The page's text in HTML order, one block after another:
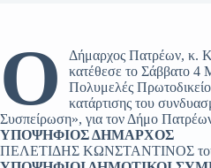
Ο
Δήμαρχος Πατρέων, κ.
κατέθεσε το Σάββατο 4
Πολυμελές
κατάρτισης του
Συσπείρωση», για τον Δήμο
ΥΠΟΨΗΦΙΟΣ ΔΗΜΑΡΧΟΣ
ΠΕΛΕΤΙΔΗΣ ΚΩΝΣΤΑΝΤΙΝΟΣ